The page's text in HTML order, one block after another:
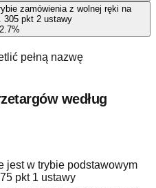
zamówienia z wolnej ręki na
305 pkt 2 ustawy
%
pełną nazwę
według
jest w trybie podstawowym
pkt 1 ustawy